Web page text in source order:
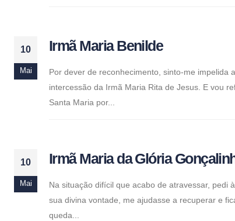
10
Mai
Irmã Maria Benilde
Por dever de reconhecimento, sinto-me impelida
intercessão da Irmã Maria Rita de Jesus. E vou
Santa Maria por...
10
Mai
Irmã Maria da Glória
Na situação difícil que acabo de atravessar, pedi
sua divina vontade, me ajudasse a recuperar e
queda...